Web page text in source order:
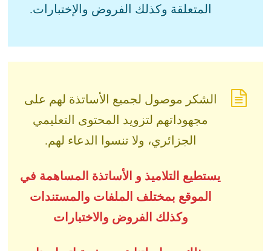
المتعلقة وكذلك الفروض والإختبارات.
الشكر موصول لجميع الأساتذة لهم على
مجهوداتهم لتزويد المحتوى التعليمي
الجزائري، ولا تنسوا الدعاء لهم.
يستطيع التلاميذ و الأساتذة المساهمة في
الموقع بمختلف الملفات والمستندات
وكذلك الفروض والاختبارات